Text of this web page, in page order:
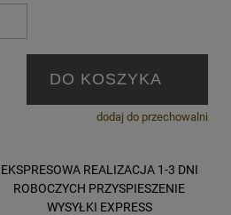
DO KOSZYKA
dodaj do przechowalni
EKSPRESOWA REALIZACJA 1-3 DNI
ROBOCZYCH PRZYSPIESZENIE
WYSYŁKI EXPRESS